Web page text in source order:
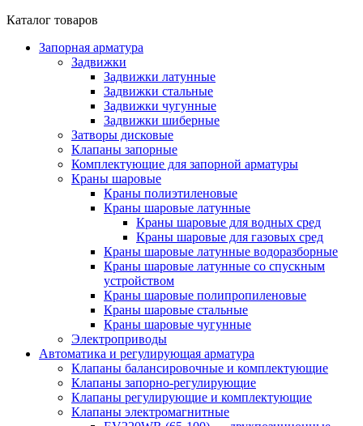
Каталог товаров
Запорная арматура
Задвижки
Задвижки латунные
Задвижки стальные
Задвижки чугунные
Задвижки шиберные
Затворы дисковые
Клапаны запорные
Комплектующие для запорной арматуры
Краны шаровые
Краны полиэтиленовые
Краны шаровые латунные
Краны шаровые для водных сред
Краны шаровые для газовых сред
Краны шаровые латунные водоразборные
Краны шаровые латунные со спускным
устройством
Краны шаровые полипропиленовые
Краны шаровые стальные
Краны шаровые чугунные
Электроприводы
Автоматика и регулирующая арматура
Клапаны балансировочные и комплектующие
Клапаны запорно-регулирующие
Клапаны регулирующие и комплектующие
Клапаны электромагнитные